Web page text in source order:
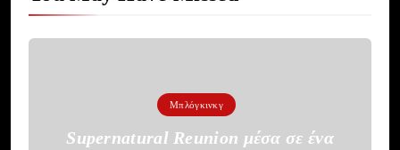
Μπλόγκινκγ
Supernatural Reunion μέσα σε ένα